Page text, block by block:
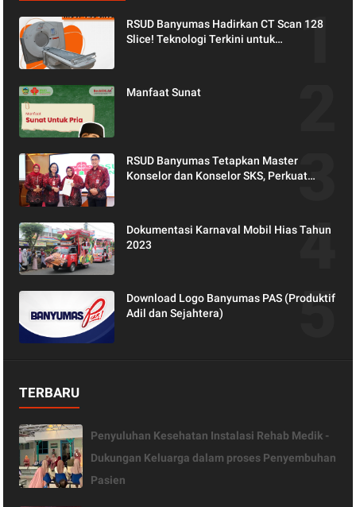
RSUD Banyumas Hadirkan CT Scan 128
Slice! Teknologi Terkini untuk
Manfaat Sunat
RSUD Banyumas Tetapkan Master
Konselor dan Konselor SKS, Perkuat
Dokumentasi Karnaval Mobil Hias Tahun
2023
Download Logo Banyumas PAS (Produktif
Adil dan Sejahtera)
TERBARU
Penyuluhan Kesehatan Instalasi Rehab Medik -
Dukungan Keluarga dalam proses Penyembuhan
Pasien